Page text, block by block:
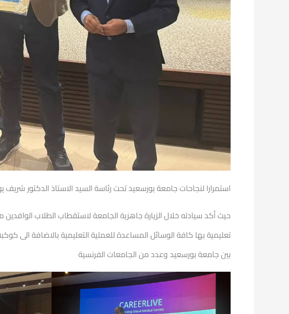
استمرارا لنجاحات جامعة بورسعيد تحت رئاسة السيد الاستاذ الدكتور
حيث أكد سيادته خلال الزيارة جاهزية الجامعة لاستقطاب الطلاب
تعليمية بها كافة الوسائل المساعدة للعملية التعليمية بالاضافة الى
بين جامعة بورسعيد وعدد من الجامعات الفرنسية